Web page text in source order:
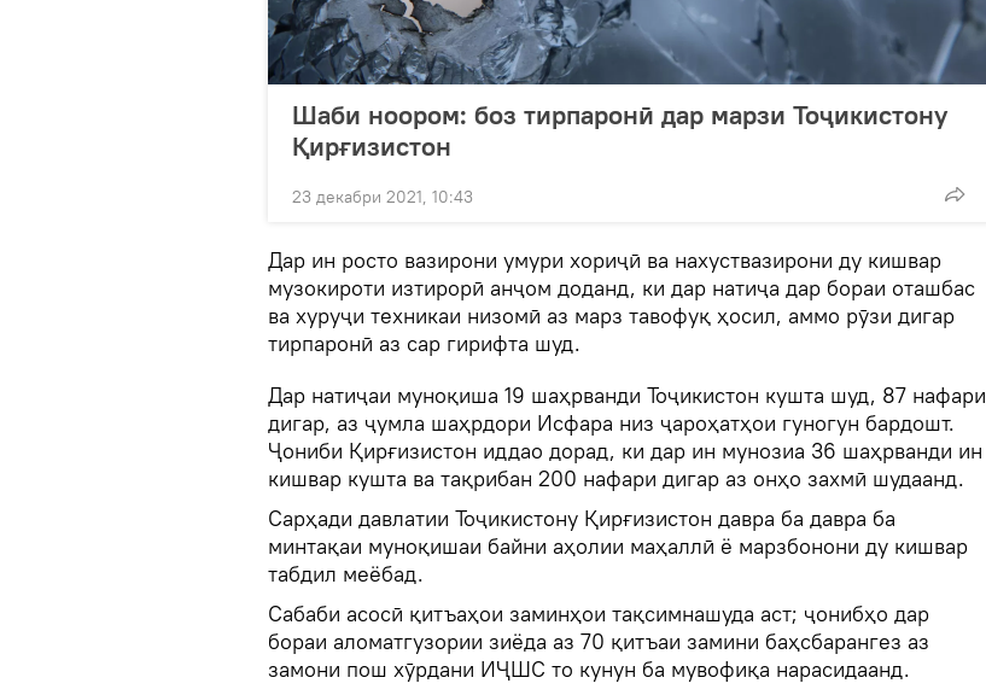
Шаби ноором: боз тирпаронӣ дар марзи Тоҷикистону
Қирғизистон
23 декабри 2021, 10:43
Дар ин росто вазирони умури хориҷӣ ва нахуствазирони ду кишвар
музокироти изтирорӣ анҷом доданд, ки дар натиҷа дар бораи оташбас
ва хуруҷи техникаи низомӣ аз марз тавофуқ ҳосил, аммо рӯзи дигар
тирпаронӣ аз сар гирифта шуд.
Дар натиҷаи муноқиша 19 шаҳрванди Тоҷикистон кушта шуд, 87 нафари
дигар, аз ҷумла шаҳрдори Исфара низ ҷароҳатҳои гуногун бардошт.
Ҷониби Қирғизистон иддао дорад, ки дар ин мунозиа 36 шаҳрванди ин
кишвар кушта ва тақрибан 200 нафари дигар аз онҳо захмӣ шудаанд.
Сарҳади давлатии Тоҷикистону Қирғизистон давра ба давра ба
минтақаи муноқишаи байни аҳолии маҳаллӣ ё марзбонони ду кишвар
табдил меёбад.
Сабаби асосӣ қитъаҳои заминҳои тақсимнашуда аст; ҷонибҳо дар
бораи аломатгузории зиёда аз 70 қитъаи замини баҳсбарангез аз
замони пош хӯрдани ИҶШС то кунун ба мувофиқа нарасидаанд.